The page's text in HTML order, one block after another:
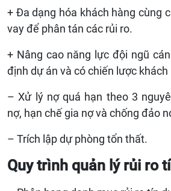
+ Đa dạng hóa khách hàng cùng
vay để phân tán các rủi ro.
+ Nâng cao năng lực đội ngũ
định dự án và có chiến lược khách
– Xử lý nợ quá hạn theo 3
nợ, hạn chế gia nợ và chống đảo
– Trích lập dự phòng tổn thất.
Quy trình quản lý rủi ro